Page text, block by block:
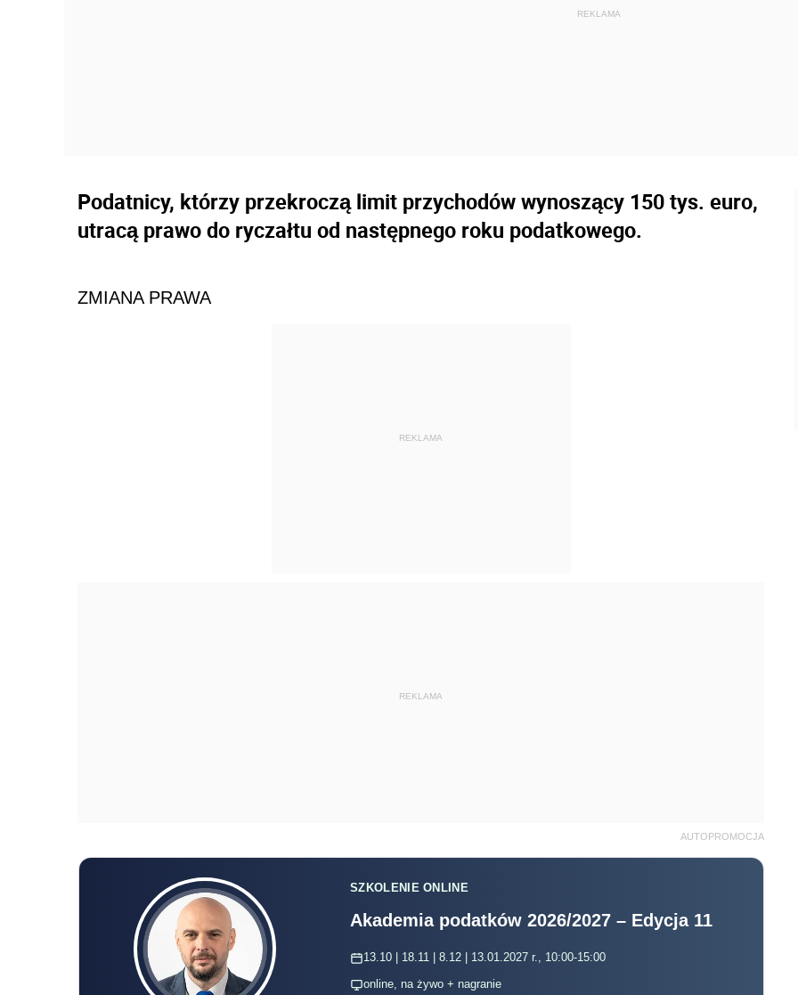
Podatnicy, którzy przekroczą limit przychodów wynoszący 150 tys. euro,
utracą prawo do ryczałtu od następnego roku podatkowego.
ZMIANA PRAWA
REKLAMA
REKLAMA
AUTOPROMOCJA
SZKOLENIE ONLINE
Akademia podatków 2026/2027 – Edycja 11
13.10 | 18.11 | 8.12 | 13.01.2027 r., 10:00-15:00
online, na żywo + nagranie